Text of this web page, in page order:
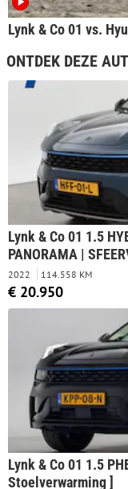
Lynk & Co 01 vs.
ONTDEK DEZE
Lynk & Co 01 1.5
PANORAMA |
FULL LED
2022 114.558 KM
€ 20.950
Lynk & Co 01 1.5
Stoelverwarming ]